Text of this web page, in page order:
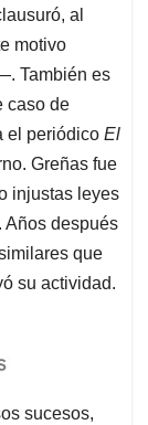
al
motivo
También es
caso de
el periódico El
Greñas fue
injustas leyes
Años después
que
su actividad.
sucesos,